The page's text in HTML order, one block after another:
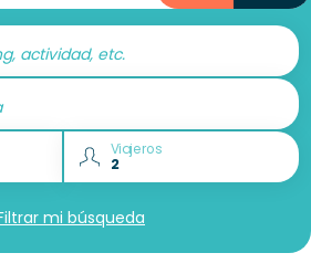
actividad, etc.
Viajeros
mi búsqueda